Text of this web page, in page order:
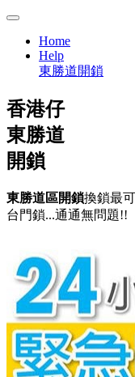
Home
Help
東勝道開鎖
香港仔
東勝道
開鎖
東勝道區開鎖換鎖最
台門鎖...通通無問題!!